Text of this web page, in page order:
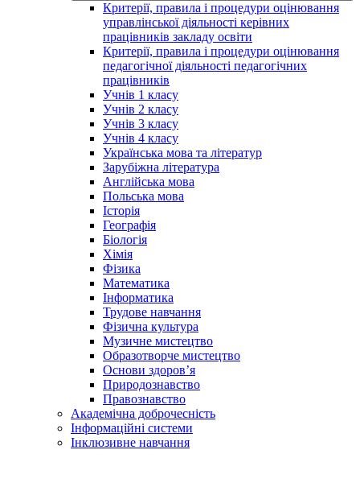
Критерії, правила і процедури оцінювання
управлінської діяльності керівних
працівників закладу освіти
Критерії, правила і процедури оцінювання
педагогічної діяльності педагогічних
працівників
Учнів 1 класу
Учнів 2 класу
Учнів 3 класу
Учнів 4 класу
Українська мова та літератур
Зарубіжна література
Англійська мова
Польська мова
Історія
Географія
Біологія
Хімія
Фізика
Математика
Інформатика
Трудове навчання
Фізична культура
Музичне мистецтво
Образотворче мистецтво
Основи здоров’я
Природознавство
Правознавство
Академічна доброчесність
Інформаційні системи
Інклюзивне навчання